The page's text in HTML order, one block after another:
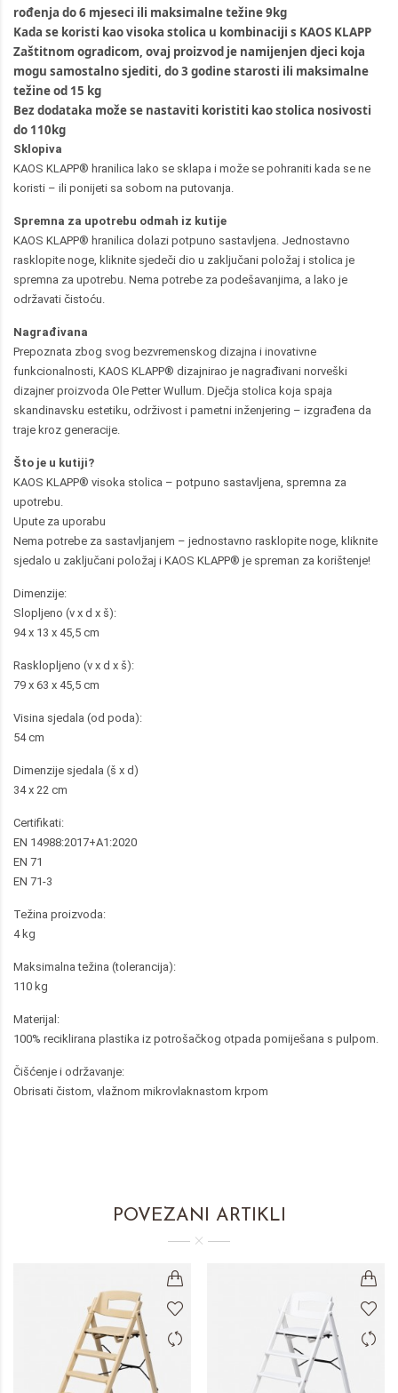
rođenja do 6 mjeseci ili maksimalne težine 9kg
Kada se koristi kao visoka stolica u kombinaciji s KAOS KLAPP
Zaštitnom ogradicom, ovaj proizvod je namijenjen djeci koja
mogu samostalno sjediti, do 3 godine starosti ili maksimalne
težine od 15 kg
Bez dodataka može se nastaviti koristiti kao stolica nosivosti
do 110kg
Sklopiva
KAOS KLAPP® hranilica lako se sklapa i može se pohraniti kada se ne
koristi – ili ponijeti sa sobom na putovanja.
Spremna za upotrebu odmah iz kutije
KAOS KLAPP® hranilica dolazi potpuno sastavljena. Jednostavno
rasklopite noge, kliknite sjedeči dio u zaključani položaj i stolica je
spremna za upotrebu. Nema potrebe za podešavanjima, a lako je
održavati čistoću.
Nagrađivana
Prepoznata zbog svog bezvremenskog dizajna i inovativne
funkcionalnosti, KAOS KLAPP® dizajnirao je nagrađivani norveški
dizajner proizvoda Ole Petter Wullum. Dječja stolica koja spaja
skandinavsku estetiku, održivost i pametni inženjering – izgrađena da
traje kroz generacije.
Što je u kutiji?
KAOS KLAPP® visoka stolica – potpuno sastavljena, spremna za
upotrebu.
Upute za uporabu
Nema potrebe za sastavljanjem – jednostavno rasklopite noge, kliknite
sjedalo u zaključani položaj i KAOS KLAPP® je spreman za korištenje!
Dimenzije:
Slopljeno (v x d x š):
94 x 13 x 45,5 cm
Rasklopljeno (v x d x š):
79 x 63 x 45,5 cm
Visina sjedala (od poda):
54 cm
Dimenzije sjedala (š x d)
34 x 22 cm
Certifikati:
EN 14988:2017+A1:2020
EN 71
EN 71-3
Težina proizvoda:
4 kg
Maksimalna težina (tolerancija):
110 kg
Materijal:
100% reciklirana plastika iz potrošačkog otpada pomiješana s pulpom.
Čišćenje i održavanje:
Obrisati čistom, vlažnom mikrovlaknastom krpom
POVEZANI ARTIKLI